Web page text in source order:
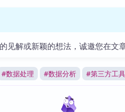
见解或新颖的想法，诚邀您在文
#数据处理 #数据分析 #第三方工